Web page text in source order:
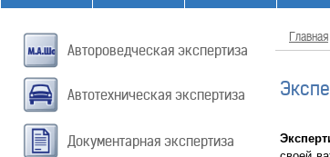
Автороведческая экспертиза
Автотехническая экспертиза
Документарная экспертиза
Главная